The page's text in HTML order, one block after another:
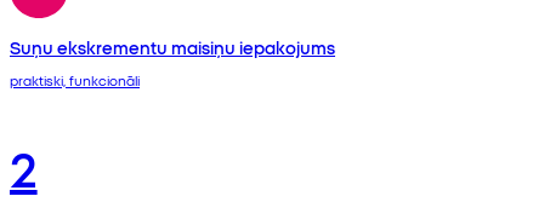
Suņu ekskrementu maisiņu iepakojums
praktiski, funkcionāli
2